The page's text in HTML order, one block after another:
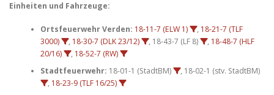
Einheiten und Fahrzeuge:
Ortsfeuerwehr Verden: 18-11-7 (ELW 1) , 18-21-7 (TLF
3000)
, 18-30-7 (DLK 23/12) , 18-43-7 (LF 8) , 18-48-7 (HLF
20/16)
, 18-52-7 (RW)
Stadtfeuerwehr: 18-01-1 (StadtBM)
, 18-02-1 (stv. StadtBM)
, 18-23-9 (TLF 16/25)